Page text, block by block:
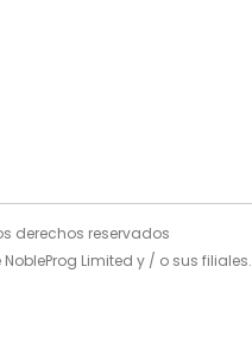
derechos reservados
Limited y / o sus filiales.